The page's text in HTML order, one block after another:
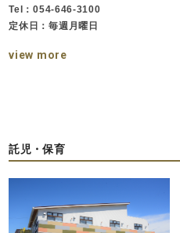
Tel：054-646-3100
定休日：毎週月曜日
view more
託児・保育